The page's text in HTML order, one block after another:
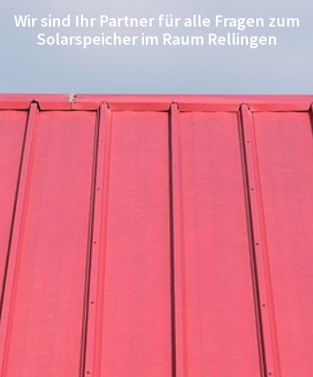
Wir sind Ihr Partner für alle Fragen zum
Solarspeicher im Raum Rellingen